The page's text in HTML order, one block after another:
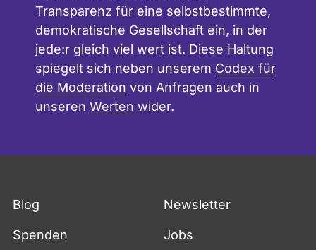
Transparenz für eine selbstbestimmte,
demokratische Gesellschaft ein, in der
jede:r gleich viel wert ist. Diese Haltung
spiegelt sich neben unserem Codex für
die Moderation von Anfragen auch in
unseren Werten wider.
Blog Newsletter
Spenden Jobs